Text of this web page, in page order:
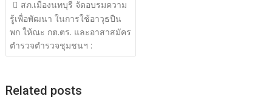
e
b
o
o
k
itt
er
e p
y
n
ar
e
เรื่อง
สภ.เมืองนทบุรี จัดอบรมความ
รู้เพื่อพัฒนา ในการใช้อาวุธปืน
พก ให้ณะ กต.ตร. และอาสาสมัคร
ตำรวจตำรวจชุมชนฯ :
Related posts